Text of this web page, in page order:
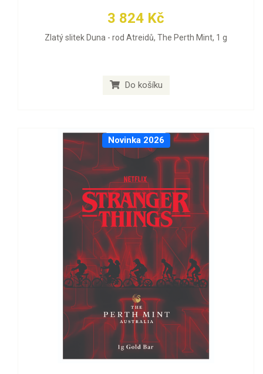
3 824 Kč
Zlatý slitek Duna - rod Atreidů, The Perth Mint, 1 g
Do košíku
Novinka 2026